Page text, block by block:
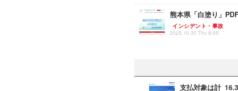
熊本県「白塗り」
インシデント・事故
2025.10.30 Thu 8:05
支払対象は計